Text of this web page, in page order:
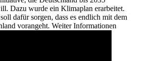
Dazu wurde ein Klimaplan erarbeitet.
dafür sorgen, dass es endlich mit dem
vorangeht. Weiter Informationen